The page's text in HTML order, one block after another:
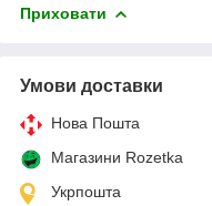
Приховати
Умови доставки
Нова Пошта
Магазини Rozetka
Укрпошта